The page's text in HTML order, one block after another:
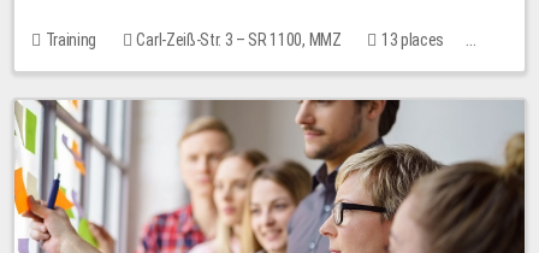
Training Carl-Zeiß-Str. 3 – SR 1100, MMZ
13 places
10.00 EUR